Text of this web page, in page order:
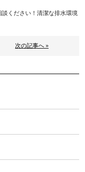
ください！清潔な排水環境
次の記事へ »